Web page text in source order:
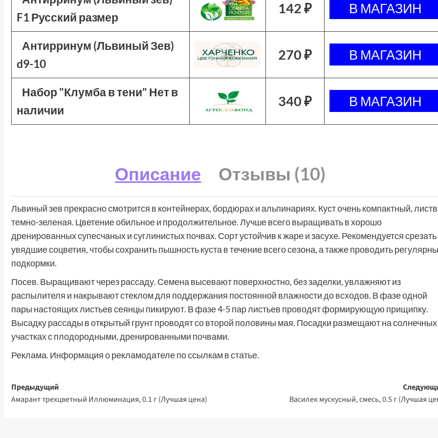
F1 Русский размер
142 ₽
Антирринум (Львиный Зев)
d9-10
270 ₽
Набор "Клумба в тени" Нет в
наличии
340 ₽
Описание Отзывы (10)
Львиный зев прекрасно смотрится в контейнерах, бордюрах и альпинариях. Куст очень компактный,
темно-зеленая. Цветение обильное и продолжительное. Лучше всего выращивать в хорошо
дренированных супесчаных и суглинистых почвах. Сорт устойчив к жаре и засухе. Рекомендуется срезать
увядшие соцветия, чтобы сохранить пышность куста в течение всего сезона, а также проводить
подкормки.
Посев. Выращивают через рассаду. Семена высевают поверхностно, без заделки, увлажняют из
распылителя и накрывают стеклом для поддержания постоянной влажности до всходов. В фазе одной
пары настоящих листьев сеянцы пикируют. В фазе 4-5 пар листьев проводят формирующую прищипку.
Высадку рассады в открытый грунт проводят со второй половины мая. Посадки размещают на солнечных
участках с плодородными, дренированными почвами.
Реклама. Информация о рекламодателе по ссылкам в статье.
Навигация
записи
Предыдущий
Амарант трехцветный Иллюминация, 0.1 г (Лучшая цена)
Василек мускусный, смесь, 0.5 г (Лучшая